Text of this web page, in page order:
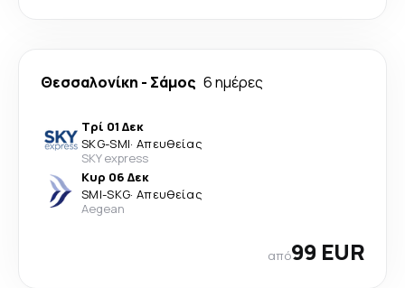
Θεσσαλονίκη - Σάμος 6 ημέρες
Τρί 01 Δεκ
SKG-SMI· Απευθείας
SKY express
Κυρ 06 Δεκ
SMI-SKG· Απευθείας
Aegean
από99 EUR